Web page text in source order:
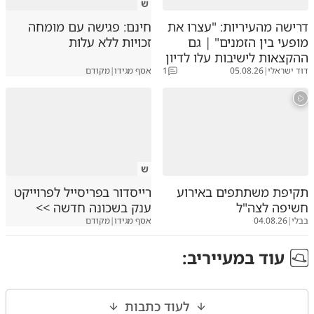
אורח תתנהג כאורח
מארח 31.05.26
כבר פסקו גדול"י שצריך להציל מצפי הארי
1 חבל שזה לא פתןח בנטפרי באופן קבוע
אבי דיווחתגובה
דרישה מהעיריות: "עצרו את
מופעי בין הזמנים" | גם
ההקצאות לישיבות עלו לדיון
דוד ישראלי|
05.08.26
1
ש
חינם: פגישה עם מומחה
זכויות ללא עלות
אסף מגידו|מקודם
תקיפת משתתפים באירוע
חשיפה לצה"ל
בבלי|
04.08.26
ש
רייסדור בפריסייל לפרוייקט
ענק בשכונה חדשה >>
אסף מגידו|מקודם
עוד במעייריב:
לעוד כתבות